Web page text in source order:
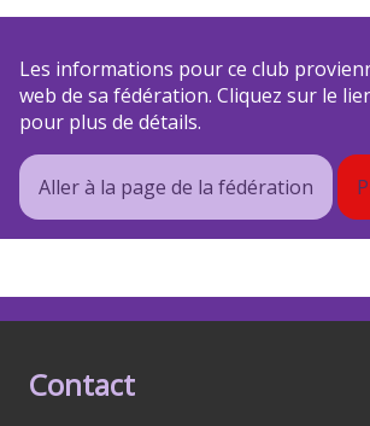
Les informations pour ce club
web de sa fédération. Cliquez sur le
pour plus de détails.
Aller à la page de la fédération
Contact